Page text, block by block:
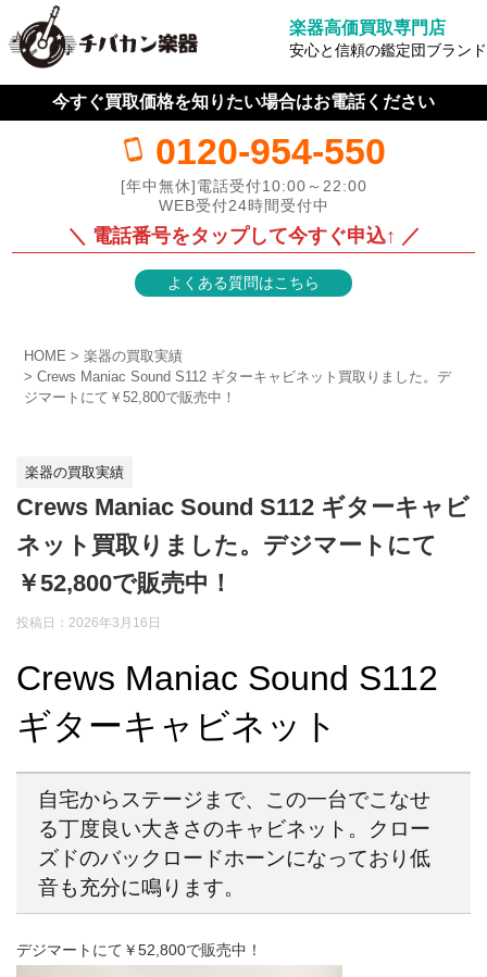
楽器高価買取専門店
安心と信頼の鑑定団ブランド
今すぐ買取価格を知りたい場合はお電話ください
0120-954-550
[年中無休]電話受付10:00～22:00
WEB受付24時間受付中
＼ 電話番号をタップして今すぐ申込↑ ／
よくある質問はこちら
HOME
楽器の買取実績
Crews Maniac Sound S112 ギターキャビネット買取りました。デ
ジマートにて￥52,800で販売中！
楽器の買取実績
Crews Maniac Sound S112 ギターキャビ
ネット買取りました。デジマートにて
￥52,800で販売中！
投稿日：2026年3月16日
Crews Maniac Sound S112
ギターキャビネット
自宅からステージまで、この一台でこなせ
る丁度良い大きさのキャビネット。クロー
ズドのバックロードホーンになっており低
音も充分に鳴ります。
デジマートにて￥52,800で販売中！